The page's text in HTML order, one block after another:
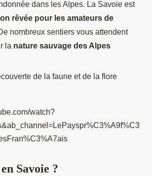
dans les Alpes. La Savoie est
rêvée pour les amateurs de
nombreux sentiers vous attendent
la nature sauvage des Alpes
de la faune et de la flore
watch?
Savoie ?